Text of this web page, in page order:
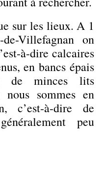
sur les lieux. A 1
Villefagnan on
à-dire calcaires
en bancs épais
de minces lits
nous sommes en
c’est-à-dire de
peu